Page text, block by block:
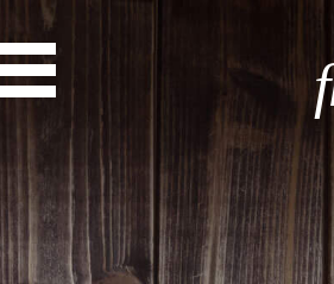
Start
Entdecke dein